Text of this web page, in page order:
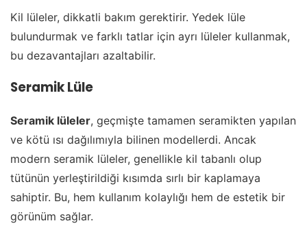
Kil lüleler, dikkatli bakım gerektirir. Yedek lüle
bulundurmak ve farklı tatlar için ayrı lüleler kullanmak,
bu dezavantajları azaltabilir.
Seramik Lüle
Seramik lüleler, geçmişte tamamen seramikten yapılan
ve kötü ısı dağılımıyla bilinen modellerdi. Ancak
modern seramik lüleler, genellikle kil tabanlı olup
tütünün yerleştirildiği kısımda sırlı bir kaplamaya
sahiptir. Bu, hem kullanım kolaylığı hem de estetik bir
görünüm sağlar.